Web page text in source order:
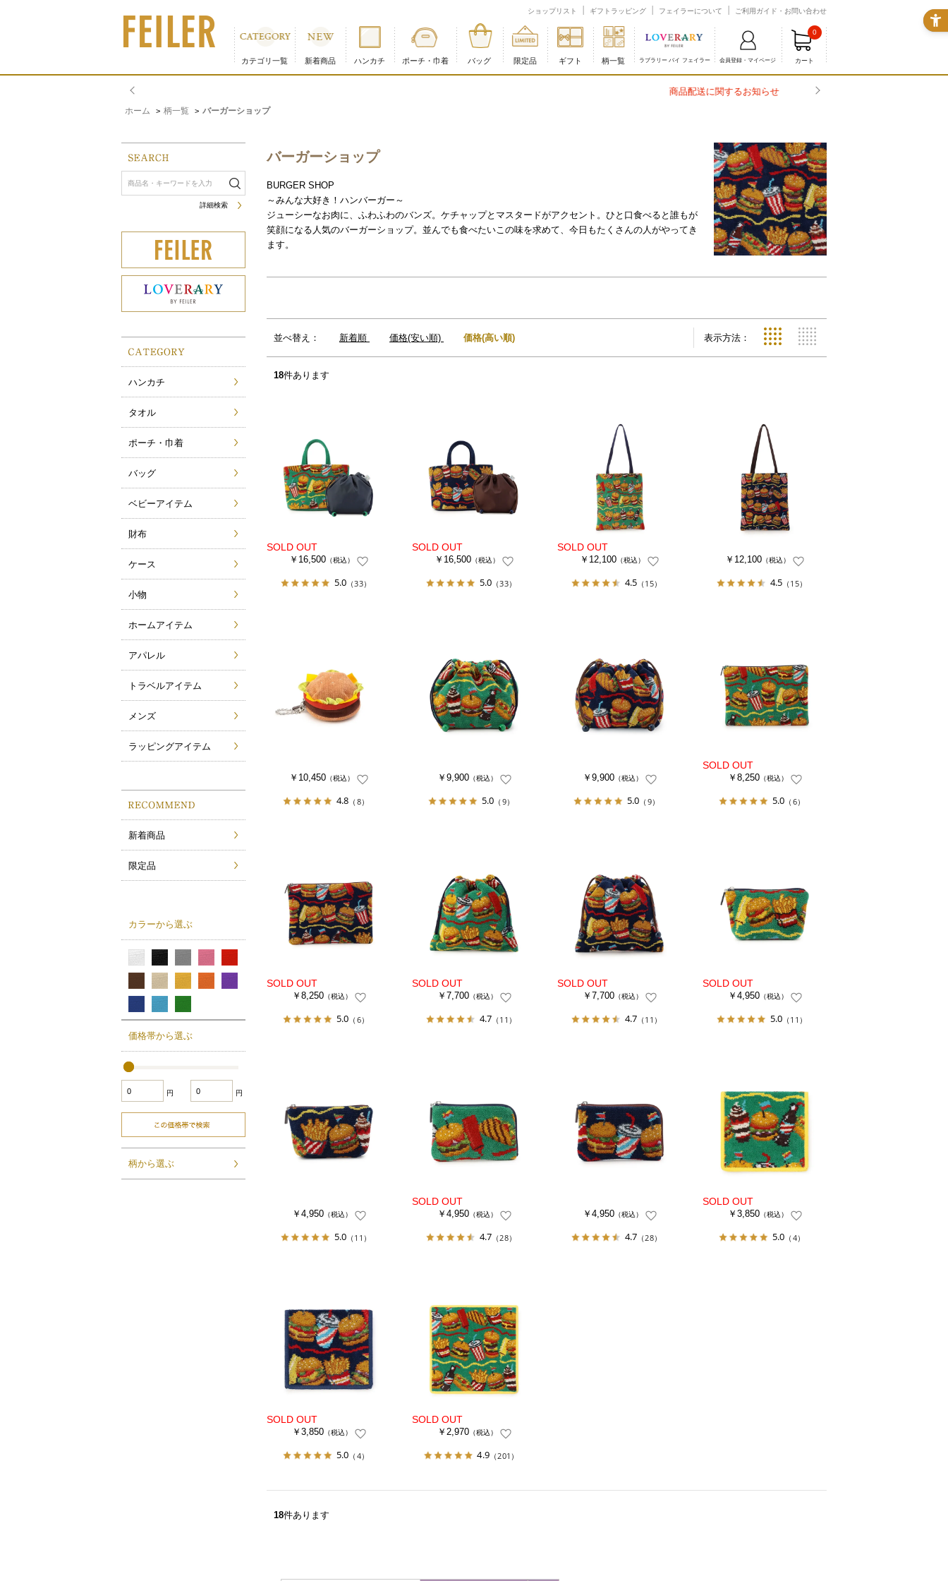
ショップリスト ギフトラッピング フェイラーについて ご利用ガイド・お問い合わせ
カテゴリ一覧 新着商品 ハンカチ ポーチ・巾着 バッグ 限定品 ギフト 柄一覧 ラブラリー バイ フェイラー 会員登録・マイページ カート
0
ホーム > 柄一覧 > バーガーショップ
バーガーショップ
BURGER SHOP
～みんな大好き！ハンバーガー～
ジューシーなお肉に、ふわふわのバンズ。ケチャップとマスタードがアクセント。ひと口食べると誰もが
笑顔になる人気のバーガーショップ。並んでも食べたいこの味を求めて、今日もたくさんの人がやってき
ます。
表示方法：
サムネイル(4列)サムネイル(5列) 並べ替え： 新着順 価格(安い順) 価格(高い順)
18件あります
￥16,500 （税込）
5.0 （33）
￥16,500 （税込）
5.0 （33）
￥12,100 （税込）
4.5 （15）
￥12,100 （税込）
4.5 （15）
￥10,450 （税込）
4.8 （8）
￥9,900（税込）
5.0 （9）
￥9,900（税込）
5.0 （9）
￥8,250（税込）
5.0 （6）
￥8,250（税込）
5.0 （6）
￥7,700（税込）
4.7 （11）
￥7,700（税込）
4.7 （11）
￥4,950（税込）
5.0 （11）
￥4,950（税込）
5.0 （11）
￥4,950（税込）
4.7 （28）
￥4,950（税込）
4.7 （28）
￥3,850（税込）
5.0 （4）
￥3,850（税込）
5.0 （4）
￥2,970（税込）
4.9 （201）
18件あります
詳細検索
ハンカチ
タオル
ポーチ・巾着
バッグ
ベビーアイテム
財布
ケース
小物
ホームアイテム
アパレル
トラベルアイテム
メンズ
ラッピングアイテム
新着商品
限定品
カラーから選ぶ
価格帯から選ぶ
円 円
柄から選ぶ